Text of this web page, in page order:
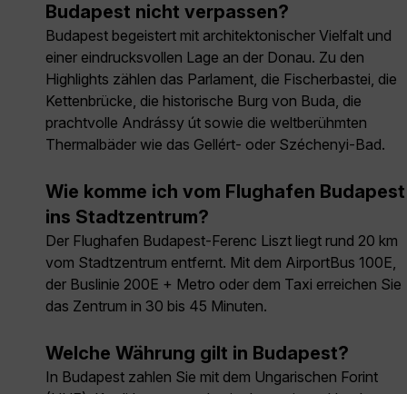
Budapest nicht verpassen?
Budapest begeistert mit architektonischer Vielfalt und
einer eindrucksvollen Lage an der Donau. Zu den
Highlights zählen das Parlament, die Fischerbastei, die
Kettenbrücke, die historische Burg von Buda, die
prachtvolle Andrássy út sowie die weltberühmten
Thermalbäder wie das Gellért- oder Széchenyi-Bad.
Wie komme ich vom Flughafen Budapest
ins Stadtzentrum?
Der Flughafen Budapest-Ferenc Liszt liegt rund 20 km
vom Stadtzentrum entfernt. Mit dem AirportBus 100E,
der Buslinie 200E + Metro oder dem Taxi erreichen Sie
das Zentrum in 30 bis 45 Minuten.
Welche Währung gilt in Budapest?
In Budapest zahlen Sie mit dem Ungarischen Forint